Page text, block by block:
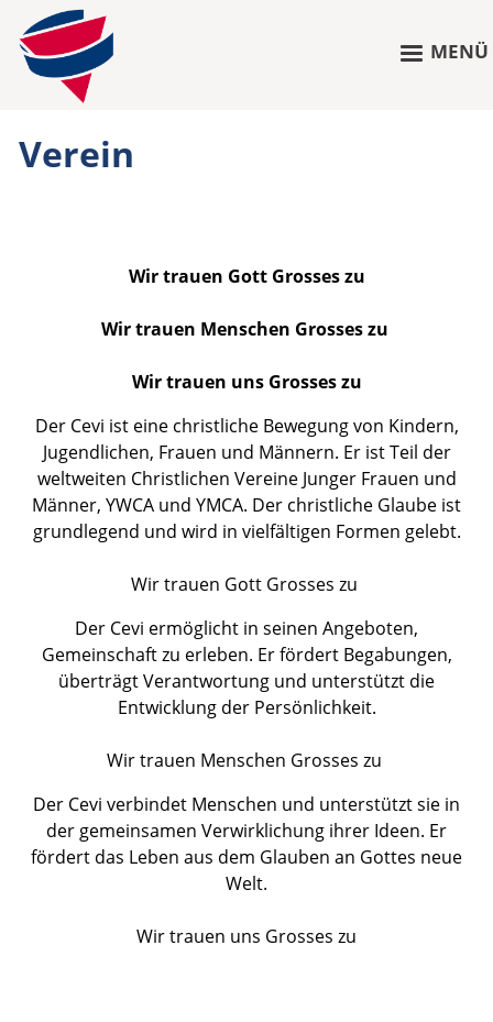
MENÜ
Verein
Wir trauen Gott Grosses zu
Wir trauen Menschen Grosses zu
Wir trauen uns Grosses zu
Der Cevi ist eine christliche Bewegung von Kindern,
Jugendlichen, Frauen und Männern. Er ist Teil der
weltweiten Christlichen Vereine Junger Frauen und
Männer, YWCA und YMCA. Der christliche Glaube ist
grundlegend und wird in vielfältigen Formen gelebt.
Wir trauen Gott Grosses zu
Der Cevi ermöglicht in seinen Angeboten,
Gemeinschaft zu erleben. Er fördert Begabungen,
überträgt Verantwortung und unterstützt die
Entwicklung der Persönlichkeit.
Wir trauen Menschen Grosses zu
Der Cevi verbindet Menschen und unterstützt sie in
der gemeinsamen Verwirklichung ihrer Ideen. Er
fördert das Leben aus dem Glauben an Gottes neue
Welt.
Wir trauen uns Grosses zu